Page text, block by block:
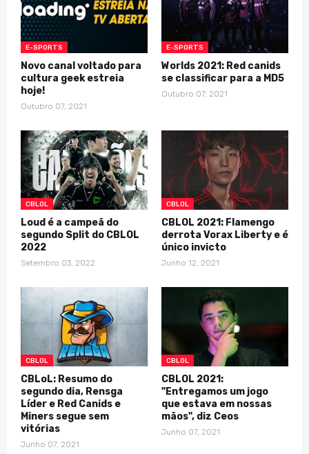
E-SPORTS
Novo canal voltado para
cultura geek estreia
hoje!
Outubro 07, 2021
E-SPORTS
Worlds 2021: Red canids
se classificar para a MD5
Outubro 07, 2021
CBLOL
Loud é a campeã do
segundo Split do CBLOL
2022
Setembro 03, 2022
CBLOL
CBLOL 2021: Flamengo
derrota Vorax Liberty e é
único invicto
Junho 12, 2021
CBLOL
CBLoL: Resumo do
segundo dia, Rensga
Líder e Red Canids e
Miners segue sem
vitórias
Junho 07, 2021
CBLOL
CBLOL 2021:
"Entregamos um jogo
que estava em nossas
mãos", diz Ceos
Junho 07, 2021